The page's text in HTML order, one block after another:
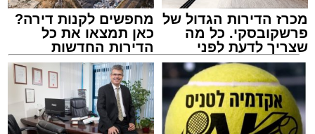
צילום: שמחה חסיד הצלה דרום
מערכת האתר / 00:47 09.08.26
מכרז הדירות הגדול של
פרשקובסקי. כל מה
שצריך לדעת לפני
שמגישים הצעה לדירה
באשדוד
מחפשים לקנות דירה?
כאן תמצאו את כל
הדירות החדשות
למכירה באשדוד >>>